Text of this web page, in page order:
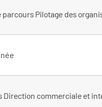
Pilotage des
Direction commerciale et